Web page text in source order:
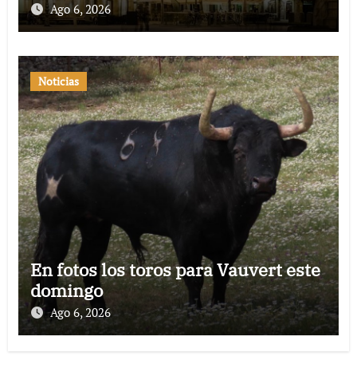
Ago 6, 2026
Noticias
En fotos los toros para Vauvert este
domingo
Ago 6, 2026